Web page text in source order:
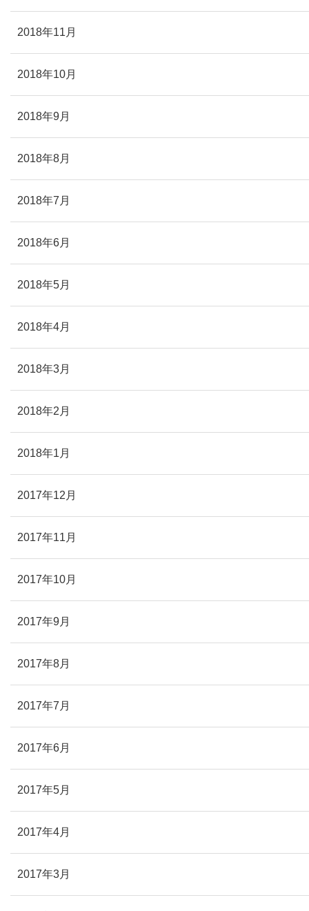
2018年11月
2018年10月
2018年9月
2018年8月
2018年7月
2018年6月
2018年5月
2018年4月
2018年3月
2018年2月
2018年1月
2017年12月
2017年11月
2017年10月
2017年9月
2017年8月
2017年7月
2017年6月
2017年5月
2017年4月
2017年3月